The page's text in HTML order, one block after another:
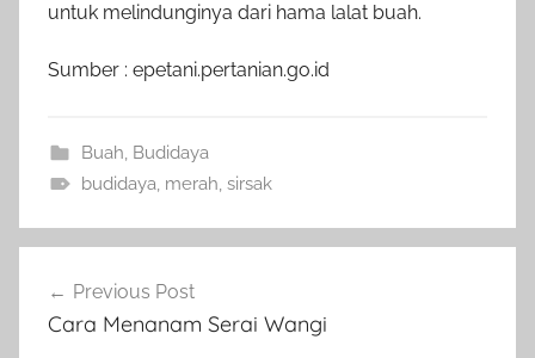
untuk melindunginya dari hama lalat buah.
Sumber : epetani.pertanian.go.id
Buah, Budidaya
budidaya, merah, sirsak
pos
Previous Post
Cara Menanam Serai Wangi